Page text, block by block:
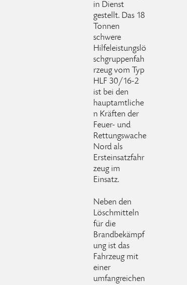
in Dienst
gestellt. Das 18
Tonnen
schwere
Hilfeleistungslö
schgruppenfah
rzeug vom Typ
HLF 30/16-2
ist bei den
hauptamtliche
n Kräften der
Feuer- und
Rettungswache
Nord als
Ersteinsatzfahr
zeug im
Einsatz.
Neben den
Löschmitteln
für die
Brandbekämpf
ung ist das
Fahrzeug mit
einer
umfangreichen